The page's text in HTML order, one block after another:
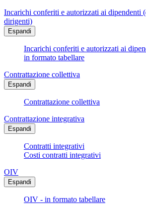
Incarichi conferiti e autorizzati ai dipendenti
dirigenti)
Espandi
Incarichi conferiti e autorizzati ai
in formato tabellare
Contrattazione collettiva
Espandi
Contrattazione collettiva
Contrattazione integrativa
Espandi
Contratti integrativi
Costi contratti integrativi
OIV
Espandi
OIV - in formato tabellare